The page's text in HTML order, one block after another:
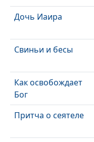
Дочь Иаира
Свиньи и бесы
Как освобождает
Бог
Притча о сеятеле